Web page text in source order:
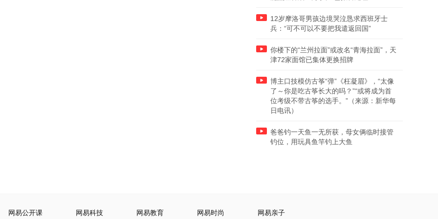
12岁摩洛哥男孩边境哭泣恳求西班牙士
兵：“可不可以不要把我遣返回国”
你楼下的“兰州拉面”或改名“青海拉面”，天
津72家面馆已集体更换招牌
博主口技模仿古筝“弹”《枉凝眉》，“太像
了～你是吃古筝长大的吗？”“或将成为首
位考级不带古筝的选手。”（来源：新华每
日电讯）
爸爸钓一天鱼一无所获，母女俩临时接管
钓位，用玩具鱼竿钓上大鱼
网易公开课 网易科技 网易教育 网易时尚 网易亲子